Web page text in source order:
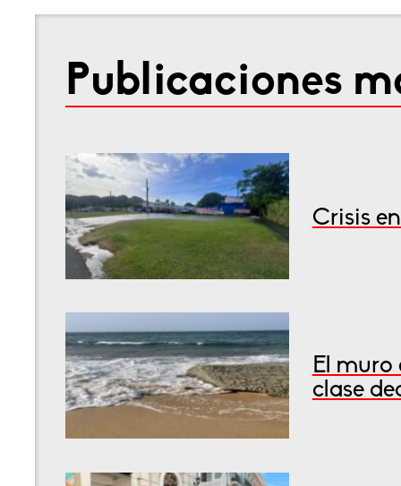
Publicaciones
Crisis
El muro
clase